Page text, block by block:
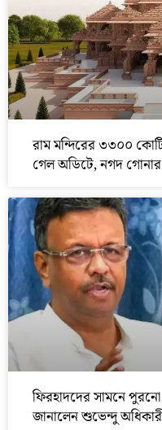
রাম মন্দিরের ৩৩০০
গেল অডিটে, নগদ গোনার
ফিরহাদদের সামনে
জানালেন শুভেন্দু